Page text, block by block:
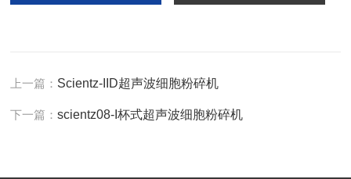
上一篇： Scientz-IID超声波细胞粉碎机
下一篇：scientz08-I杯式超声波细胞粉碎机